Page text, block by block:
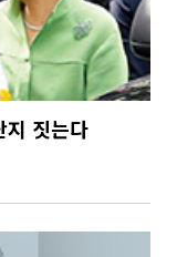
지 짓는다